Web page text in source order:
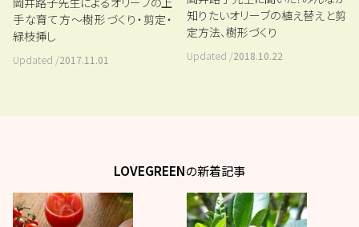
手な育て方～樹形づくり・剪定・
緑枝挿し
Updated /2017.11.01
知りたいオリーブの植え替えと剪
定方法、樹形づくり
Updated /2018.10.22
LOVEGREENの新着記事